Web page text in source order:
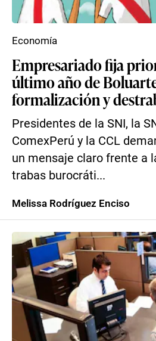
Empresariado fija
último año de
formalización y
Presidentes de la SNI, la
ComexPerú y la CCL
un mensaje claro frente a
trabas burocráti...
Economía
Melissa Rodríguez Enciso